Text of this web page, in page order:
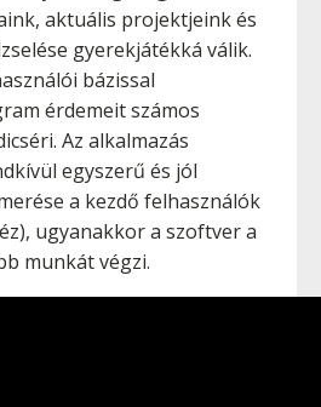
aktuális projektjeink és
gyerekjátékká válik.
bázissal
érdemeit számos
Az alkalmazás
egyszerű és jól
a kezdő felhasználók
ugyanakkor a szoftver a
munkát végzi.